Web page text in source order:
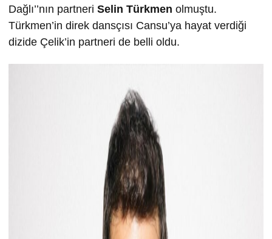
Dağlı’’nın partneri Selin Türkmen olmuştu.
Türkmen’in direk dansçısı Cansu’ya hayat verdiği
dizide Çelik’in partneri de belli oldu.